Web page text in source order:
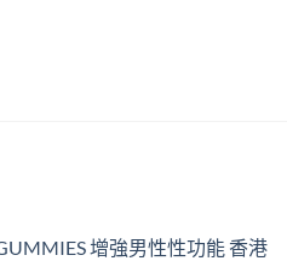
增強男性性功能 香港